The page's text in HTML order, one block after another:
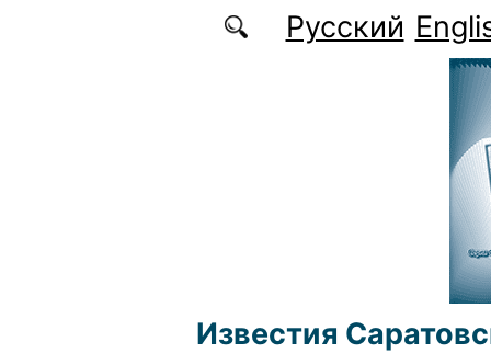
Перейти к основному содержаниюРусский
Известия